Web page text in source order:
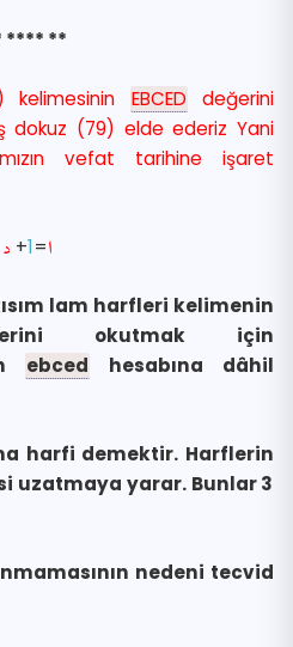
**** **
kelimesinin EBCED değerini
dokuz (79) elde ederiz Yani
vefat tarihine işaret
ا=
1
+ د
lam harfleri kelimenin
okutmak için
ebced hesabına dâhil
harfi demektir. Harflerin
uzatmaya yarar. Bunlar 3
nedeni tecvid